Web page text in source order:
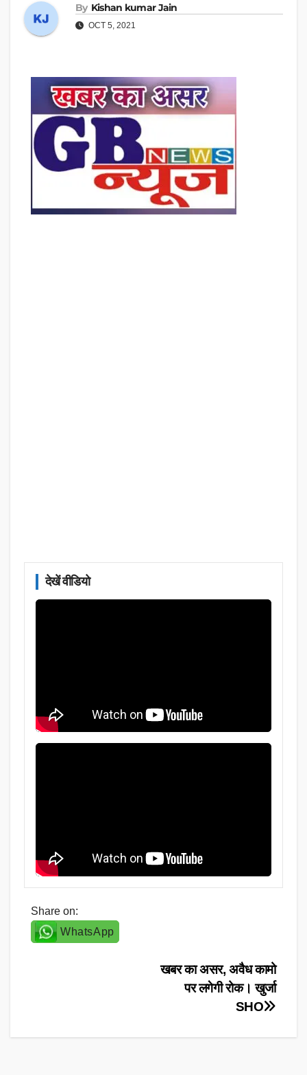
By Kishan kumar Jain
OCT 5, 2021
देखें वीडियो
Share on:
WhatsApp
खबर का असर, अवैध कामो
पर लगेगी रोक। खुर्जा
SHO